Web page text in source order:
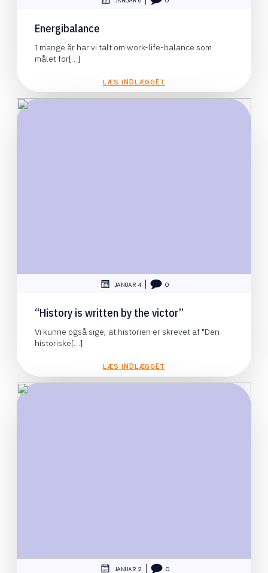
Energibalance
I mange år har vi talt om work-life-balance som
målet for[…]
LÆS INDLÆGGET
JANUAR 4 0
“History is written by the victor”
Vi kunne også sige, at historien er skrevet af "Den
historiske[…]
LÆS INDLÆGGET
JANUAR 2 0